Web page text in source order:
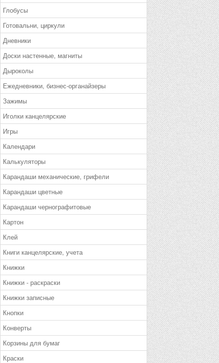
Глобусы
Готовальни, циркули
Дневники
Доски настенные, магниты
Дыроколы
Ежедневники, бизнес-органайзеры
Зажимы
Иголки канцелярские
Игры
Календари
Калькуляторы
Карандаши механические, грифели
Карандаши цветные
Карандаши чернографитовые
Картон
Клей
Книги канцелярские, учета
Книжки
Книжки - раскраски
Книжки записные
Кнопки
Конверты
Корзины для бумаг
Краски